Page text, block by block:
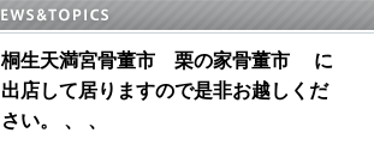
桐生天満宮骨董市 栗の家骨董市 に
出店して居りますので是非お越しくだ
さい。 、 、